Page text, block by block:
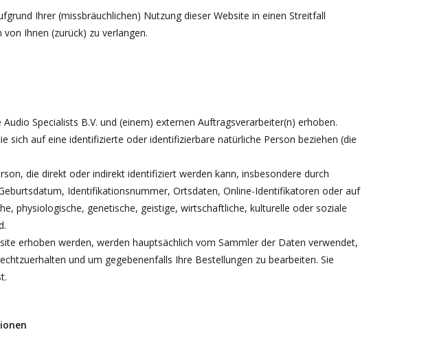
Ihrer (missbräuchlichen) Nutzung dieser Website in einen Streitfall
Ihnen (zurück) zu verlangen.
Specialists B.V. und (einem) externen Auftragsverarbeiter(n) erhoben.
sich auf eine identifizierte oder identifizierbare natürliche Person beziehen (die
die direkt oder indirekt identifiziert werden kann, insbesondere durch
Identifikationsnummer, Ortsdaten, Online-Identifikatoren oder auf
physiologische, genetische, geistige, wirtschaftliche, kulturelle oder soziale
erhoben werden, werden hauptsächlich vom Sammler der Daten verwendet,
und um gegebenenfalls Ihre Bestellungen zu bearbeiten. Sie